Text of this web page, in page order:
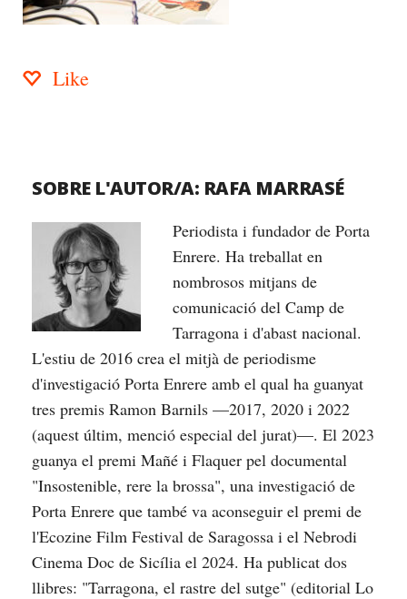
Like
SOBRE L'AUTOR/A: RAFA MARRASÉ
Periodista i fundador de Porta
Enrere. Ha treballat en
nombrosos mitjans de
comunicació del Camp de
Tarragona i d'abast nacional.
L'estiu de 2016 crea el mitjà de periodisme
d'investigació Porta Enrere amb el qual ha guanyat
tres premis Ramon Barnils —2017, 2020 i 2022
(aquest últim, menció especial del jurat)—. El 2023
guanya el premi Mañé i Flaquer pel documental
"Insostenible, rere la brossa", una investigació de
Porta Enrere que també va aconseguir el premi de
l'Ecozine Film Festival de Saragossa i el Nebrodi
Cinema Doc de Sicília el 2024. Ha publicat dos
llibres: "Tarragona, el rastre del sutge" (editorial Lo